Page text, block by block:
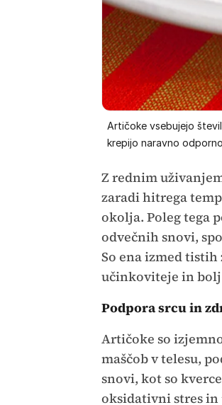
Artičoke vsebujejo
krepijo naravno
Z rednim
zaradi hitrega
okolja. Poleg tega
odvečnih snovi,
So ena izmed
učinkoviteje in
Podpora srcu in
Artičoke so
maščob v telesu,
snovi, kot so
oksidativni stres in